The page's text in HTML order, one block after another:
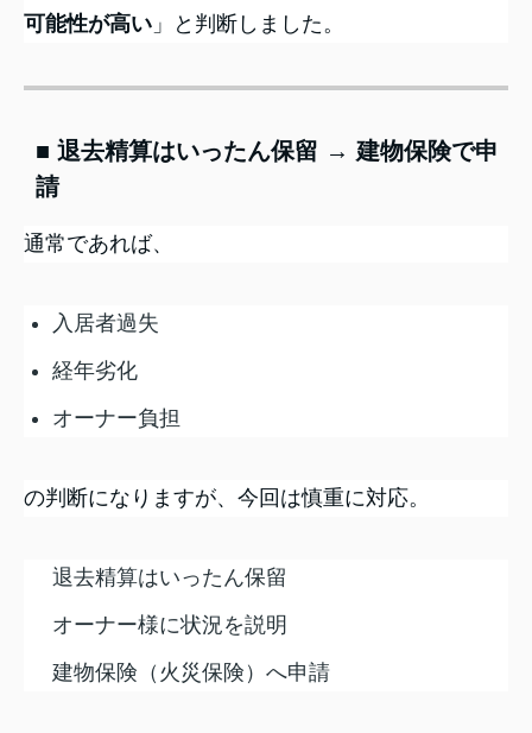
可能性が高い 」と判断しました。
■ 退去精算はいったん保留 → 建物保険で申
請
通常であれば、
入居者過失
経年劣化
オーナー負担
の判断になりますが、今回は慎重に対応。
退去精算はいったん保留
オーナー様に状況を説明
建物保険（火災保険）へ申請